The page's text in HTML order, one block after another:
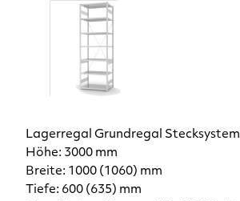
Lagerregal Grundregal Stecksystem
Höhe: 3000 mm
Breite: 1000 (1060) mm
Tiefe: 600 (635) mm